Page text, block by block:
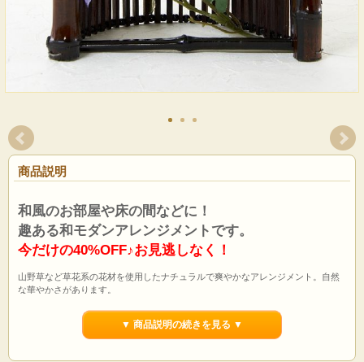
商品説明
和風のお部屋や床の間などに！
趣ある和モダンアレンジメントです。
今だけの40%OFF♪お見逃しなく！
山野草など草花系の花材を使用したナチュラルで爽やかなアレンジメント。自然
な華やかさがあります。
和み、和テイストの雰囲気も楽しんで！
飾る場所や飾り方で色々楽しめます。
和花をセンス良くアレンジしたジャパニーズモダン。
▼ 商品説明の続きを見る ▼